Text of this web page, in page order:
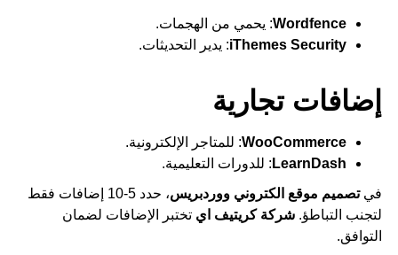
Wordfence: يحمي من الهجمات.
iThemes Security: يدير التحديثات.
إضافات تجارية
WooCommerce: للمتاجر الإلكترونية.
LearnDash : للدورات التعليمية.
فيتصميم موقع الكتروني ووردبريس
، حدد 5-10 إضافات فقط
لتجنب التباطؤ. شركة كريتيف اي تختبر الإضافات لضمان
التوافق.